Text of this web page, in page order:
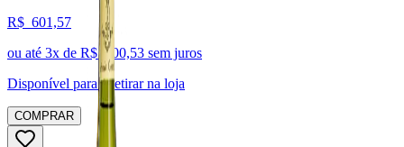
R$ 601,57
ou até 3x de R$ 200,53 sem juros
Disponível para: Retirar na loja
COMPRAR